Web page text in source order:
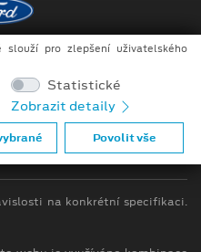
& Falge s.r.o.
konečných zákazníků
na konkrétní specifikaci.
pro zlepšení uživatelského
Statistické
Zobrazit detaily
Povolit vše